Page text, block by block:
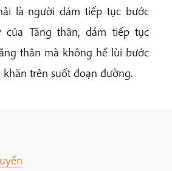
là người dám tiếp tục bước
của Tăng thân, dám tiếp tục
thân mà không hề lùi bước
trên suốt đoạn đường.